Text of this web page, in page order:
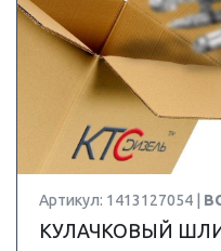
Артикул: 1413127054 |
КУЛАЧКОВЫЙ